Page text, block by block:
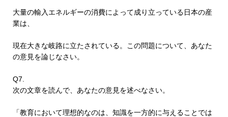
大量の輸入エネルギーの消費によって成り立っている日本の産
業は、
現在大きな岐路に立たされている。この問題について、あなた
の意見を論じなさい。
Q7.
次の文章を読んで、あなたの意見を述べなさい。
「教育において理想的なのは、知識を一方的に与えることでは